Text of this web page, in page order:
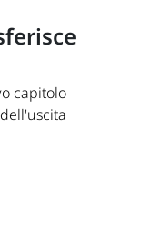
capitolo